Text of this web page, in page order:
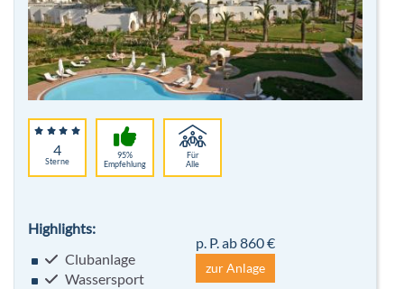
4
Sterne
95%
Empfehlung
Für
Alle
Highlights:
Clubanlage
Wassersport
p. P. ab 860 €
zur Anlage